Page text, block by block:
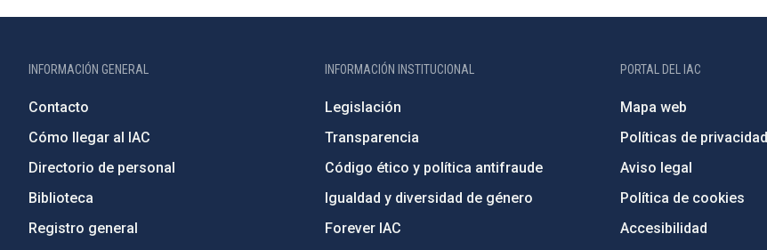
INFORMACIÓN GENERAL
Contacto
Cómo llegar al IAC
Directorio de personal
Biblioteca
Registro general
INFORMACIÓN INSTITUCIONAL
Legislación
Transparencia
Código ético y política antifraude
Igualdad y diversidad de género
Forever IAC
PORTAL DEL IAC
Mapa web
Políticas de privacidad
Aviso legal
Política de cookies
Accesibilidad